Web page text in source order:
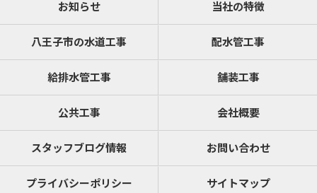
お知らせ 当社の特徴
八王子市の水道工事 配水管工事
給排水管工事 舗装工事
公共工事 会社概要
スタッフブログ情報 お問い合わせ
プライバシーポリシー サイトマップ